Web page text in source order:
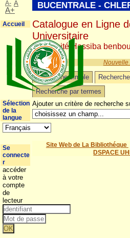
Nouvelle
Recherche simple
Recherche par termes
Ajouter un critère de recherche
Site Web de La Bibliothéque
DSPACE
BUCENTRALE -
Catalogue en Ligne
Universitaire
Université Hassiba
A- A
A+
Accueil
Sélection
de la
langue
Se
connecte
r
accéder
à votre
compte
de
lecteur